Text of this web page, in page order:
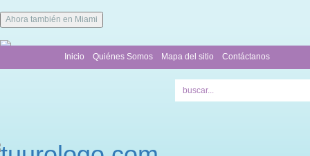
Ahora también en Miami
Contáctanos
Mapa del sitio
Quiénes Somos
Inicio